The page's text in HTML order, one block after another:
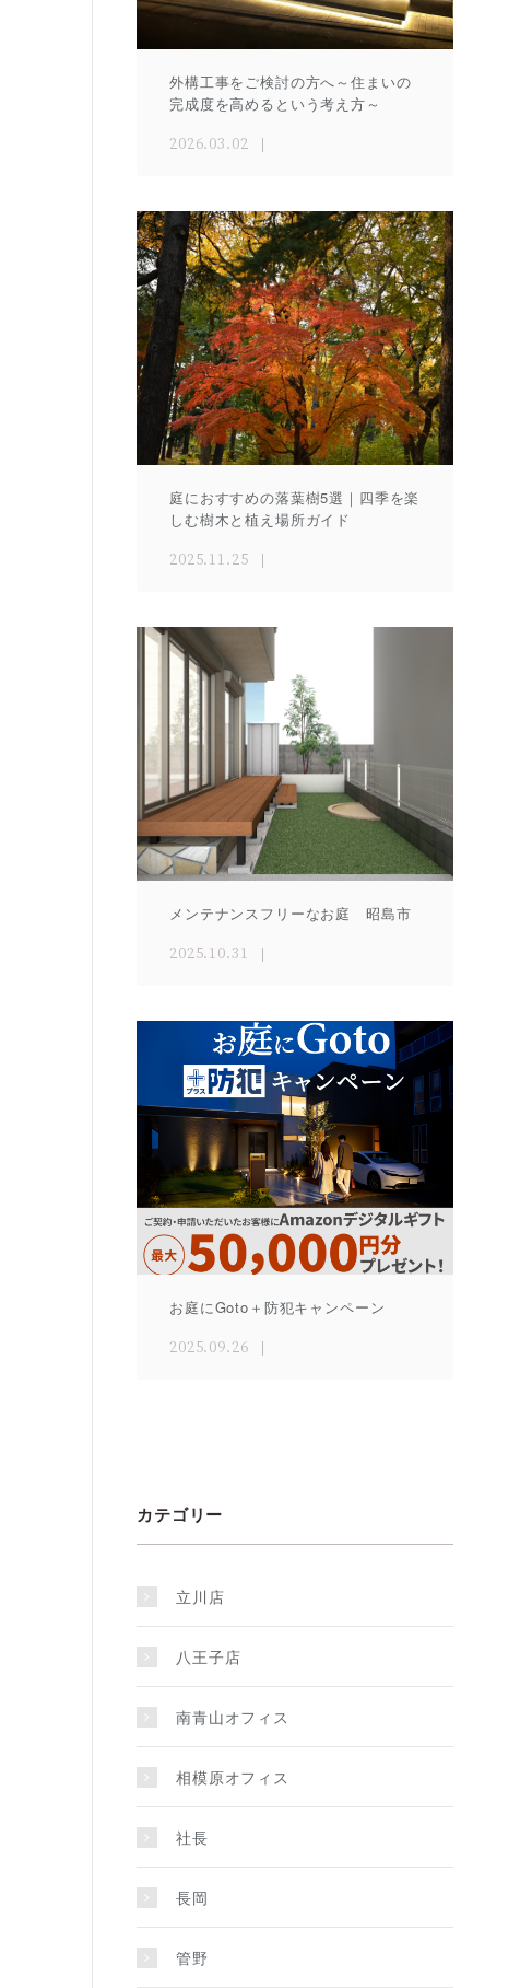
外構工事をご検討の方へ～住まいの
完成度を高めるという考え方～
2026.03.02
庭におすすめの落葉樹5選｜四季を楽
しむ樹木と植え場所ガイド
2025.11.25
メンテナンスフリーなお庭 昭島市
2025.10.31
お庭にGoto＋防犯キャンペーン
2025.09.26
カテゴリー
立川店
八王子店
南青山オフィス
相模原オフィス
社長
長岡
管野